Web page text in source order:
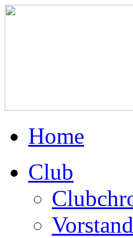
Home
Club